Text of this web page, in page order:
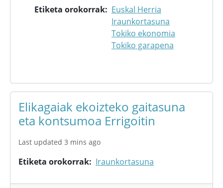
Etiketa orokorrak
Euskal Herria
Iraunkortasuna
Tokiko ekonomia
Tokiko garapena
Elikagaiak ekoizteko gaitasuna
eta kontsumoa Errigoitin
Last updated 3 mins ago
Etiketa orokorrak Iraunkortasuna